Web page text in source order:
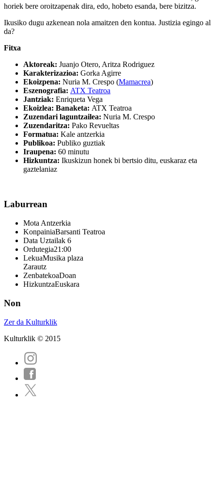
horiek bere oroitzapenak dira, edo, hobeto esanda, bere bizitza.
Ikusiko dugu azkenean nola amaitzen den kontua. Justizia egingo al
da?
Fitxa
Aktoreak: Juanjo Otero, Aritza Rodriguez
Karakterizazioa: Gorka Agirre
Ekoizpena: Nuria M. Crespo (Mamacrea)
Eszenografia: ATX Teatroa
Jantziak: Enriqueta Vega
Ekoizlea: Banaketa: ATX Teatroa
Zuzendari laguntzailea: Nuria M. Crespo
Zuzendaritza: Pako Revueltas
Formatua: Kale antzerkia
Publikoa: Publiko guztiak
Iraupena: 60 minutu
Hizkuntza: Ikuskizun honek bi bertsio ditu, euskaraz eta
gaztelaniaz
Laburrean
Mota Antzerkia
KonpainiaBarsanti Teatroa
Data Uztailak 6
Ordutegia21:00
LekuaMusika plaza
Zarautz
ZenbatekoaDoan
HizkuntzaEuskara
Non
Zer da Kulturklik
Kulturklik © 2015